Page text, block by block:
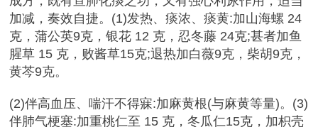
加减，奏效自捷。(1)发热、痰浓、痰黄:加山海螺 24
克，蒲公英9克，银花 12 克，忍冬藤 24克;甚者加鱼
腥草 15 克，败酱草15克;退热加白薇9克，柴胡9克，
黄芩9克。
(2)伴高血压、喘汗不得寐:加麻黄根(与麻黄等量)。(3)
伴肺气梗塞:加重桃仁至 15 克，冬瓜仁15克，加枳壳